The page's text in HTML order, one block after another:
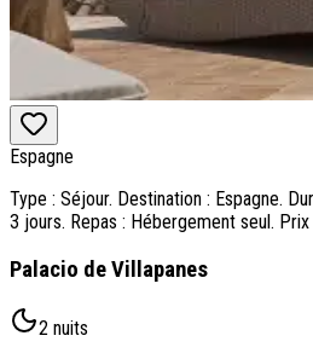
Espagne
Type : Séjour. Destination : Espagne.
3 jours. Repas : Hébergement seul.
Palacio de Villapanes
2 nuits